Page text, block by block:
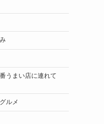
うまい店に連れて
ルメ